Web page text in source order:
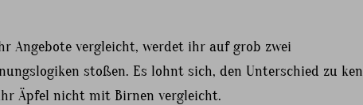
Angebote vergleicht, werdet ihr auf grob zwei
stoßen. Es lohnt sich, den Unterschied zu
Äpfel nicht mit Birnen vergleicht.